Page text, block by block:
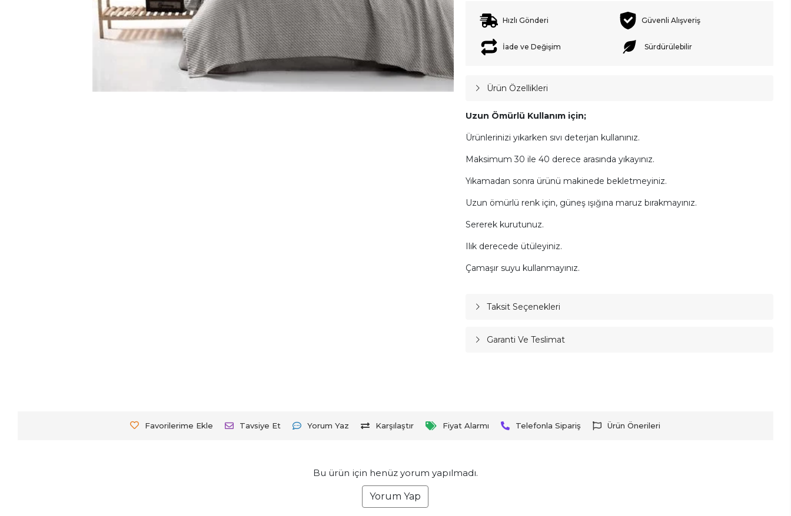
Hızlı Gönderi Güvenli Alışveriş
İade ve Değişim Sürdürülebilir
Ürün Özellikleri
Uzun Ömürlü Kullanım için;
Ürünlerinizi yıkarken sıvı deterjan kullanınız.
Maksimum 30 ile 40 derece arasında yıkayınız.
Yıkamadan sonra ürünü makinede bekletmeyiniz.
Uzun ömürlü renk için, güneş ışığına maruz bırakmayınız.
Sererek kurutunuz.
Ilık derecede ütüleyiniz.
Çamaşır suyu kullanmayınız.
Taksit Seçenekleri
Garanti Ve Teslimat
Favorilerime Ekle Tavsiye Et Yorum Yaz Karşılaştır Fiyat Alarmı Telefonla Sipariş Ürün Önerileri
Bu ürün için henüz yorum yapılmadı.
Yorum Yap